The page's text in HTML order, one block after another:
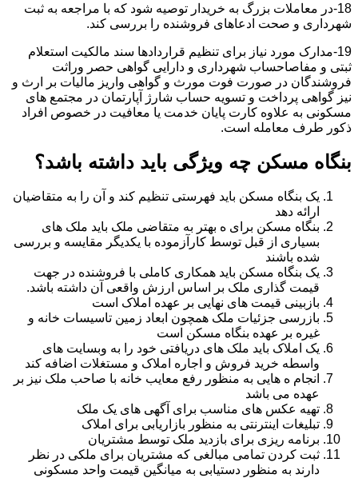
18-در معاملات بزرگ به خریدار توصیه شود که با مراجعه به ثبت
شهرداری و صحت ادعاهای فروشنده را بررسی کند.
19-مدارک مورد نیاز برای تنظیم قراردادها سند مالکیت استعلام
ثبتی و مفاصاحساب شهرداری و دارایی گواهی حصر وراثت
فروشندگان در صورت فوت مورث و گواهی واریز مالیات بر ارث و
نیز گواهی پرداخت و تسویه حساب شارژ آپارتمان در مجتمع های
مسکونی به علاوه کارت پایان خدمت یا معافیت در خصوص افراد
ذکور طرف معامله است.
بنگاه مسکن چه ویژگی باید داشته باشد؟
یک بنگاه مسکن باید فهرستی تنظیم کند و آن را به متقاضیان
ارائه دهد
بنگاه مسکن برای ه بهتر به متقاضی ملک باید ملک های
بسیاری از قبل توسط کارآزموده با یکدیگر مقایسه و بررسی
شده باشند
یک بنگاه مسکن باید همکاری کاملی با فروشنده در جهت
قیمت گذاری ملک بر اساس ارزش واقعی آن داشته باشد.
بازبینی قیمت های نهایی بر عهده املاک است
بازرسی جزئیات ملک همچون ابعاد زمین تاسیسات خانه و
غیره بر عهده بنگاه مسکن است
یک املاک باید ملک های دریافتی خود را به وبسایت های
واسطه خرید فروش و اجاره املاک و مستغلات اضافه کند
انجام ه هایی به منظور رفع معایب خانه با صاحب ملک نیز بر
عهده می باشد
تهیه عکس های مناسب برای آگهی های یک ملک
تبلیغات اینترنتی به منظور بازاریابی برای املاک
برنامه ریزی برای بازدید ملک توسط مشتریان
ثبت کردن تمامی مبالغی که مشتریان برای ملکی در نظر
دارند به منظور دستیابی به میانگین قیمت واحد مسکونی